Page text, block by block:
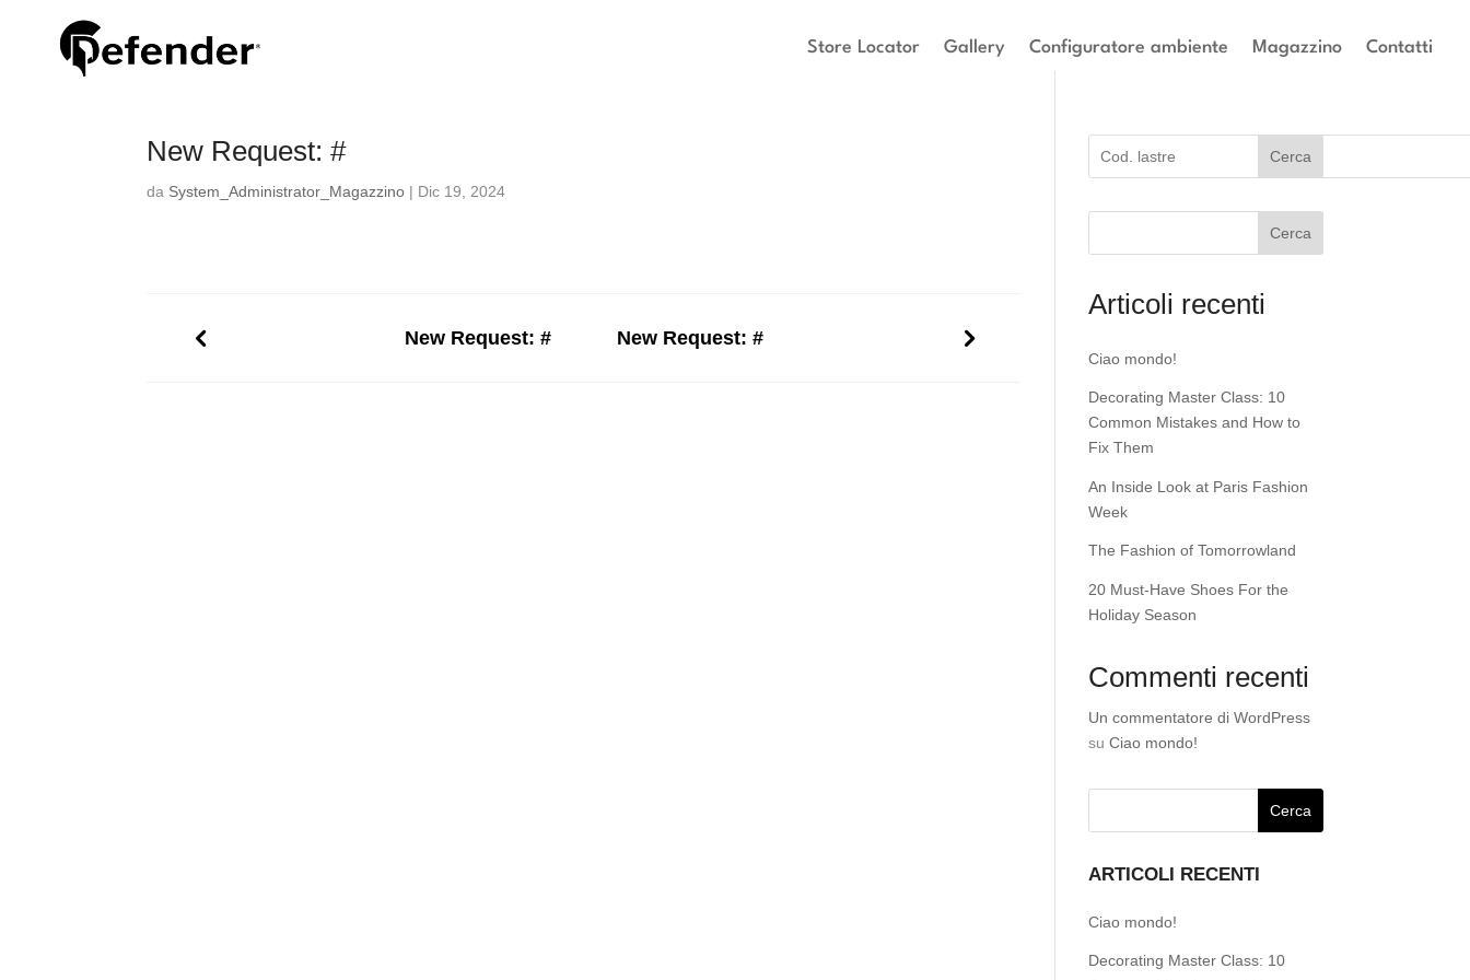
Store Locator Gallery Configuratore ambiente Magazzino Contatti
New Request: #
da System_Administrator_Magazzino | Dic 19, 2024
New Request: # New Request: #
Cerca
Cerca
Articoli recenti
Ciao mondo!
Decorating Master Class: 10
Common Mistakes and How to
Fix Them
An Inside Look at Paris Fashion
Week
The Fashion of Tomorrowland
20 Must-Have Shoes For the
Holiday Season
Commenti recenti
Un commentatore di WordPress
su Ciao mondo!
ARTICOLI RECENTI
Ciao mondo!
Decorating Master Class: 10